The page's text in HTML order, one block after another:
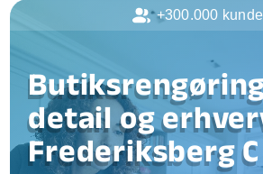
detail og
Frederiksberg C
+300.000